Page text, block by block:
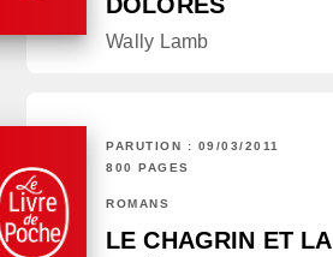
Wally Lamb
PARUTION : 09/03/2011
800 PAGES
ROMANS
LE CHAGRIN ET LA